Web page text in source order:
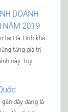
DOANH
NĂM 2019
tai Hà Tĩnh khá
tăng giá trị
này. Tuy
đây đang là